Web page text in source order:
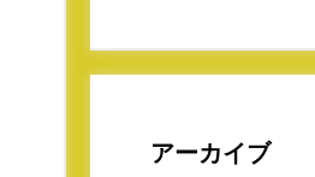
アーカイブ